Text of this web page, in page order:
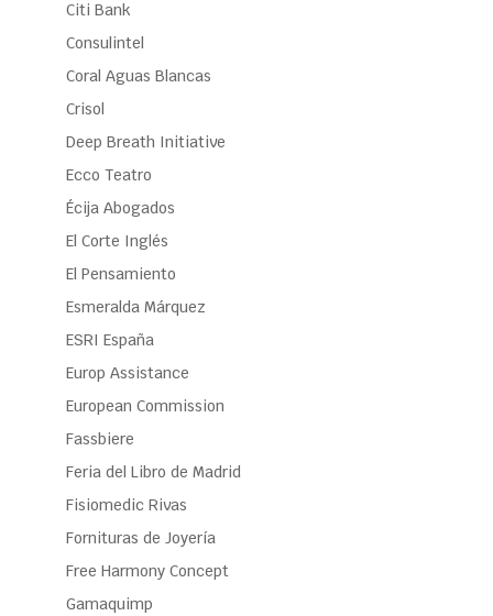
Citi Bank
Consulintel
Coral Aguas Blancas
Crisol
Deep Breath Initiative
Ecco Teatro
Écija Abogados
El Corte Inglés
El Pensamiento
Esmeralda Márquez
ESRI España
Europ Assistance
European Commission
Fassbiere
Feria del Libro de Madrid
Fisiomedic Rivas
Fornituras de Joyería
Free Harmony Concept
Gamaquimp